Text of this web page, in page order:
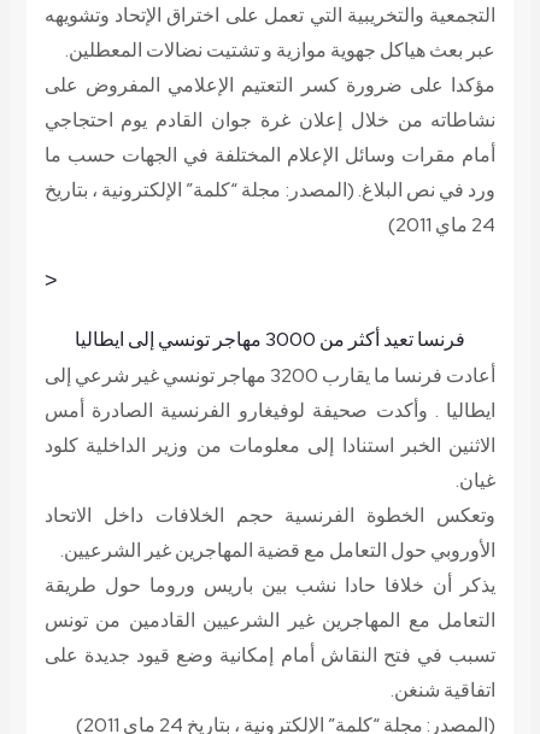
التجمعية والتخريبية التي تعمل على اختراق الإتحاد وتشويهه
عبر بعث هياكل جهوية موازية و تشتيت نضالات المعطلين.
مؤكدا على ضرورة كسر التعتيم الإعلامي المفروض على
نشاطاته من خلال إعلان غرة جوان القادم يوم احتجاجي
أمام مقرات وسائل الإعلام المختلفة في الجهات حسب ما
ورد في نص البلاغ. (المصدر: مجلة “كلمة” الإلكترونية ، بتاريخ
24 ماي 2011)
<
فرنسا تعيد أكثر من 3000 مهاجر تونسي إلى ايطاليا
أعادت فرنسا ما يقارب 3200 مهاجر تونسي غير شرعي إلى
ايطاليا . وأكدت صحيفة لوفيغارو الفرنسية الصادرة أمس
الاثنين الخبر استنادا إلى معلومات من وزير الداخلية كلود
غيان.
وتعكس الخطوة الفرنسية حجم الخلافات داخل الاتحاد
الأوروبي حول التعامل مع قضية المهاجرين غير الشرعيين.
يذكر أن خلافا حادا نشب بين باريس وروما حول طريقة
التعامل مع المهاجرين غير الشرعيين القادمين من تونس
تسبب في فتح النقاش أمام إمكانية وضع قيود جديدة على
اتفاقية شنغن.
(المصدر: مجلة “كلمة” الإلكترونية ، بتاريخ 24 ماي 2011)